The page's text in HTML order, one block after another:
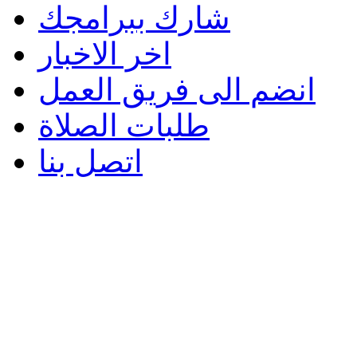
شارك ببرامجك
اخر الاخبار
انضم الى فريق العمل
طلبات الصلاة
اتصل بنا